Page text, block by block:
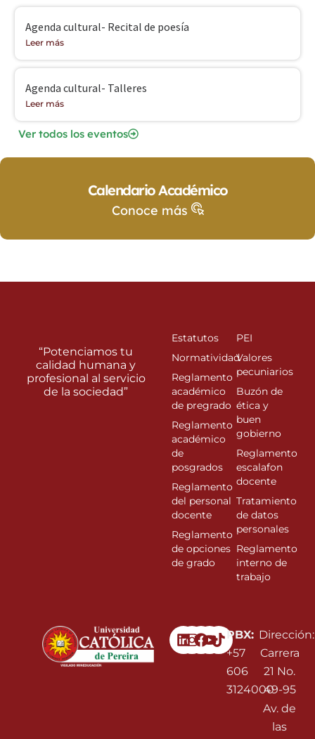
Agenda cultural- Recital de poesía
Leer más
Agenda cultural- Talleres
Leer más
Ver todos los eventos
Calendario Académico
Conoce más
Linkedin
Instagram
Facebook
Youtube
PBX:
+57
606
3124000
Dirección:
Carrera
21 No.
49-95
Av. de
las
“Potenciamos tu
calidad humana y
profesional al servicio
de la sociedad”
Estatutos
Normatividad
Reglamento
académico
de pregrado
Reglamento
académico
de
posgrados
Reglamento
del personal
docente
Reglamento
de opciones
de grado
PEI
Valores
pecuniarios
Buzón de
ética y
buen
gobierno
Reglamento
escalafon
docente
Tratamiento
de datos
personales
Reglamento
interno de
trabajo